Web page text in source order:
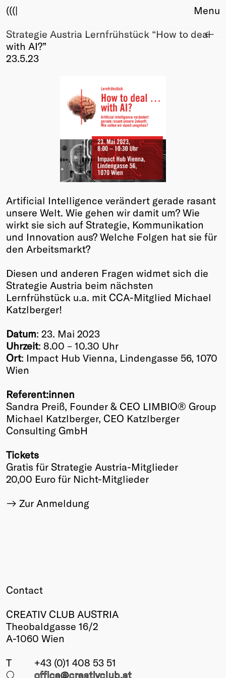
(((|
About
Club
Award
Membership
Young Creatives
Friends of Creativity
Winners
2026
Annual
Menu
Strategie Austria Lernfrühstück “How to deal
with AI?”
23.5.23
Artificial Intelligence verändert gerade rasant
unsere Welt. Wie gehen wir damit um? Wie
wirkt sie sich auf Strategie, Kommunikation
und Innovation aus? Welche Folgen hat sie für
den Arbeitsmarkt?
Diesen und anderen Fragen widmet sich die
Strategie Austria beim nächsten
Lernfrühstück u.a. mit CCA-Mitglied Michael
Katzlberger!
Datum: 23. Mai 2023
Uhrzeit: 8.00 – 10.30 Uhr
Ort: Impact Hub Vienna, Lindengasse 56, 1070
Wien
Referent:innen
Sandra Preiß, Founder & CEO LIMBIO® Group
Michael Katzlberger, CEO Katzlberger
Consulting GmbH
Tickets
Gratis für Strategie Austria-Mitglieder
20,00 Euro für Nicht-Mitglieder
Zur Anmeldung
Contact
CREATIV CLUB AUSTRIA
Theobaldgasse 16/2
A-1060 Wien
T
+43 (0)1 408 53 51
○
office@creativclub.at